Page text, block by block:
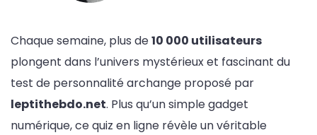
Chaque semaine, plus de10 000 utilisateurs
plongent dans l’univers mystérieux et fascinant du
test de personnalité archange proposé par
leptithebdo.net. Plus qu’un simple gadget
numérique, ce quiz en ligne révèle un véritable